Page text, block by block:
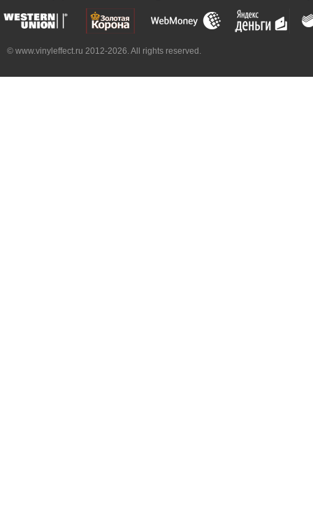
© www.vinyleffect.ru 2012-2026. All rights reserved.